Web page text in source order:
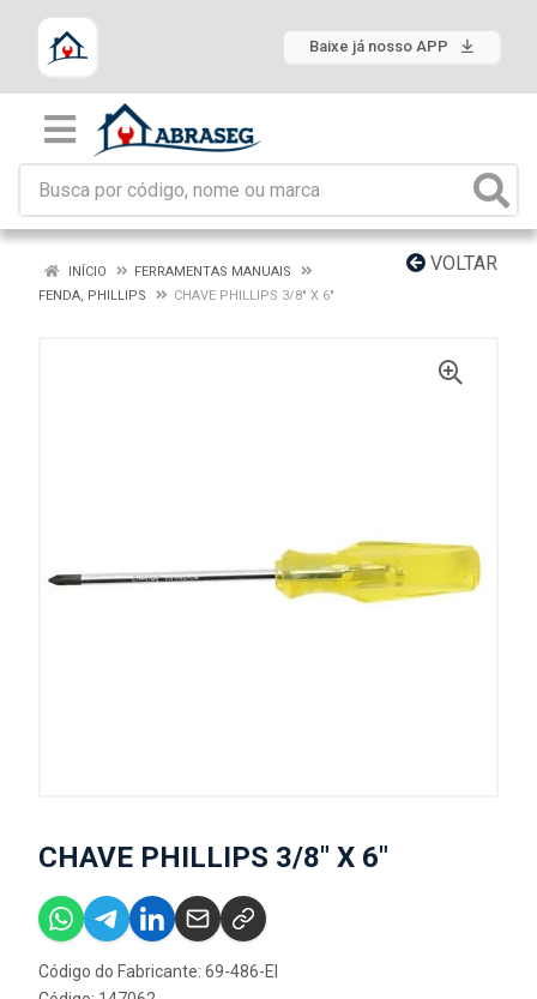
Baixe já nosso APP
VOLTAR
INÍCIO
FERRAMENTAS MANUAIS
FENDA, PHILLIPS
CHAVE PHILLIPS 3/8" X 6"
CHAVE PHILLIPS 3/8" X 6"
Código do Fabricante: 69-486-EI